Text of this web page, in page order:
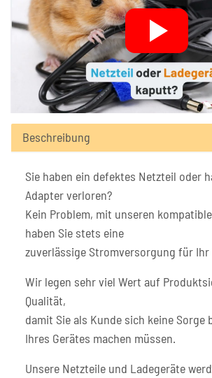
Beschreibung
Sie haben ein defektes Netzteil oder
Adapter verloren?
Kein Problem, mit unseren
haben Sie stets eine
zuverlässige Stromversorgung für Ihr
Wir legen sehr viel Wert auf
Qualität,
damit Sie als Kunde sich keine Sorge
Ihres Gerätes machen müssen.
Unsere Netzteile und Ladegeräte